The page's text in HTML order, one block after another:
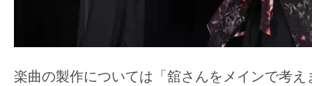
楽曲の製作については「舘さんをメインで考